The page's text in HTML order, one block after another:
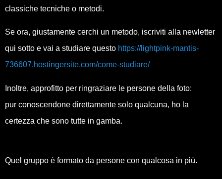
classiche tecniche o metodi.
Se ora, giustamente cerchi un metodo, iscriviti alla newletter
qui sotto e vai a studiare questo https://lightpink-mantis-
736607.hostingersite.com/come-studiare/
Inoltre, approfitto per ringraziare le persone della foto:
pur conoscendone direttamente solo qualcuna, ho la
certezza che sono tutte in gamba.
Quel gruppo è formato da persone con qualcosa in più.